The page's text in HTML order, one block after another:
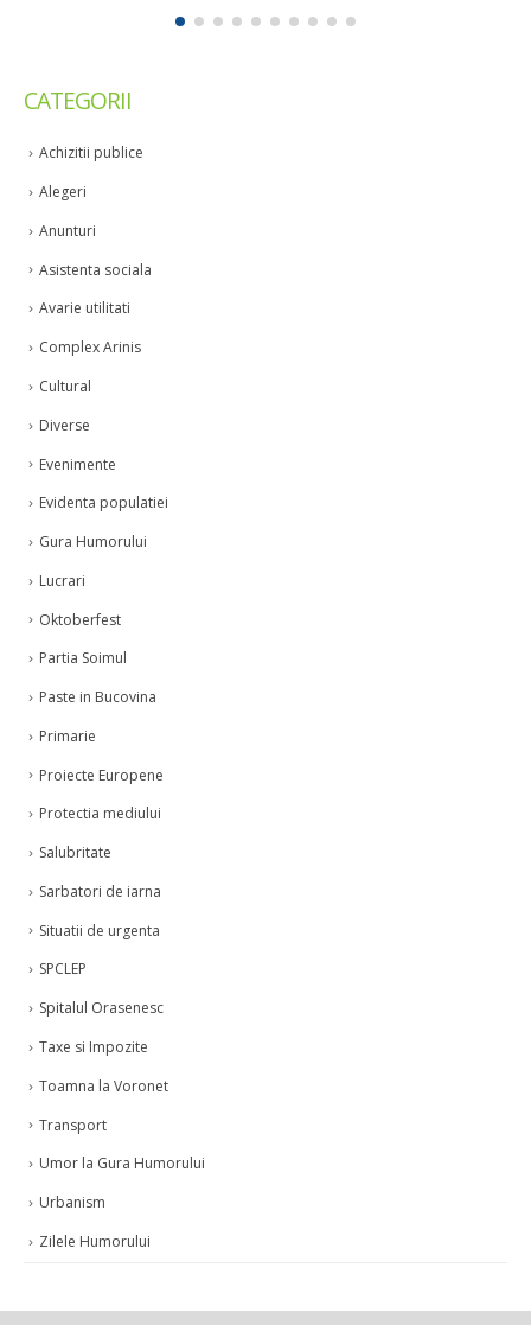
CATEGORII
Achizitii publice
Alegeri
Anunturi
Asistenta sociala
Avarie utilitati
Complex Arinis
Cultural
Diverse
Evenimente
Evidenta populatiei
Gura Humorului
Lucrari
Oktoberfest
Partia Soimul
Paste in Bucovina
Primarie
Proiecte Europene
Protectia mediului
Salubritate
Sarbatori de iarna
Situatii de urgenta
SPCLEP
Spitalul Orasenesc
Taxe si Impozite
Toamna la Voronet
Transport
Umor la Gura Humorului
Urbanism
Zilele Humorului